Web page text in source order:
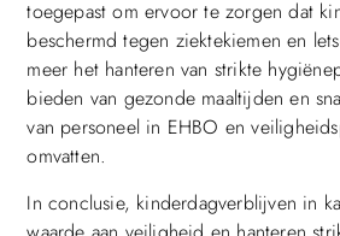
toegepast om ervoor te zorgen dat
beschermd tegen ziektekiemen en
meer het hanteren van strikte
bieden van gezonde maaltijden en
van personeel in EHBO en
omvatten.
In conclusie, kinderdagverblijven in